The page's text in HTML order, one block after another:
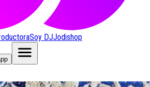
Soy DJJodishop